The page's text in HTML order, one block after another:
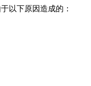
以下原因造成的：